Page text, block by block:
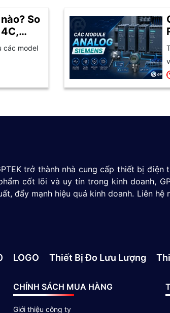
So
các model
trở thành nhà cung cấp thiết bị
cốt lõi và uy tín trong kinh doanh,
đẩy mạnh hiệu quả kinh doanh. Liên
LOGO Thiết Bị Đo Lưu Lượng
CHÍNH SÁCH MUA HÀNG
Giới thiệu công ty